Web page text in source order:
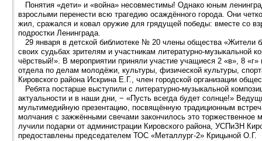
Понятия «дети» и «война» несовместимы! Однако юным
взрослыми перенести всю трагедию осаждённого города. Они
жил, сражался и ковал оружие для грядущей победы: вместе со
подростки Ленинграда.
29 января в детской библиотеке № 20 члены общества «Жители
своих судьбах зрителям и участникам литературно-музыкальной
чёрствый!». В мероприятии приняли участие учащиеся 2 «в», 8
отдела по делам молодёжи, культуры, физической культуры,
Кировского района Искрина Е.Г., член городской организации
Ребята постарше выступили с литературно-музыкальной
актуальности и в наши дни, − «Пусть всегда будет солнце!»
мультимедийную презентацию, посвящённую традиционным
молчания с зажжёнными свечами закончилось это торжественное
лучили подарки от администрации Кировского района, УСПиЗН
предоставлены председателем ТОС «Металлург-2» Крицыной О.Г.